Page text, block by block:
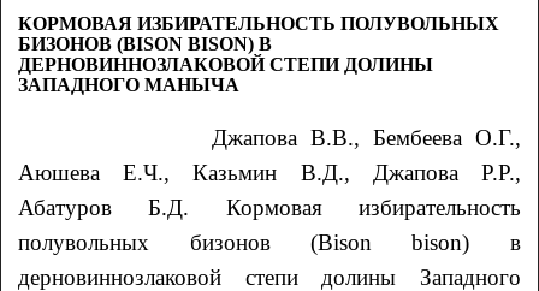
КОРМОВАЯ ИЗБИРАТЕЛЬНОСТЬ ПОЛУВОЛЬНЫХ
БИЗОНОВ (BISON BISON) В
ДЕРНОВИННОЗЛАКОВОЙ СТЕПИ ДОЛИНЫ
ЗАПАДНОГО МАНЫЧА
Джапова В.В., Бембеева О.Г.,
АюшеваЕ.Ч., Казьмин В.Д., Джапова Р.Р.,
АбатуровБ.Д. Кормовая избирательность
полувольных бизонов (Bison bison) в
дерновиннозлаковой степи долины Западного